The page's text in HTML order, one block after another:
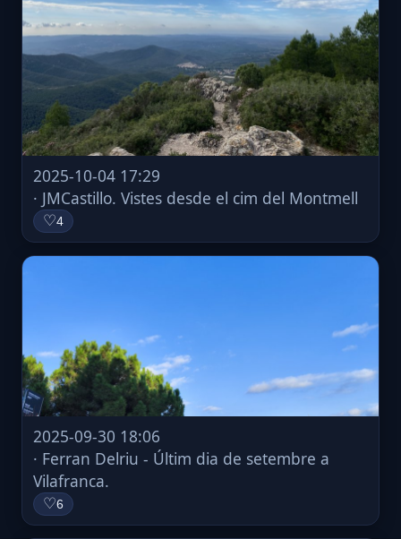
2025-10-04 17:29
· JMCastillo. Vistes desde el cim del Montmell
♡4
2025-09-30 18:06
· Ferran Delriu - Últim dia de setembre a
Vilafranca.
♡6